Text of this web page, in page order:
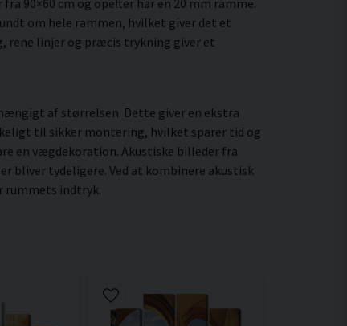
om hele rammen, hvilket giver det et
rene linjer og præcis trykning giver et
af størrelsen. Dette giver en ekstra
til sikker montering, hvilket sparer tid og
en vægdekoration. Akustiske billeder fra
bliver tydeligere. Ved at kombinere akustisk
rummets indtryk.